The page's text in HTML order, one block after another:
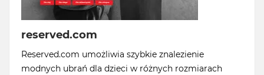
reserved.com
Reserved.com umożliwia szybkie znalezienie
modnych ubrań dla dzieci w różnych rozmiarach